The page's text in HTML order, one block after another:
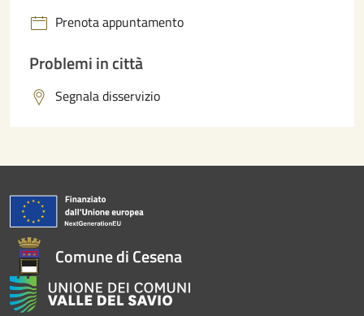
Prenota appuntamento
Problemi in città
Segnala disservizio
Comune di Cesena